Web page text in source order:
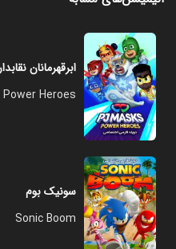
ابرقهرمانان نقابدار
Heroes
سونیک بوم
Sonic Boom